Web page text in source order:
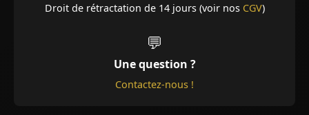
Droit de rétractation de 14 jours (voir nos CGV)
💬
Une question ?
Contactez-nous !